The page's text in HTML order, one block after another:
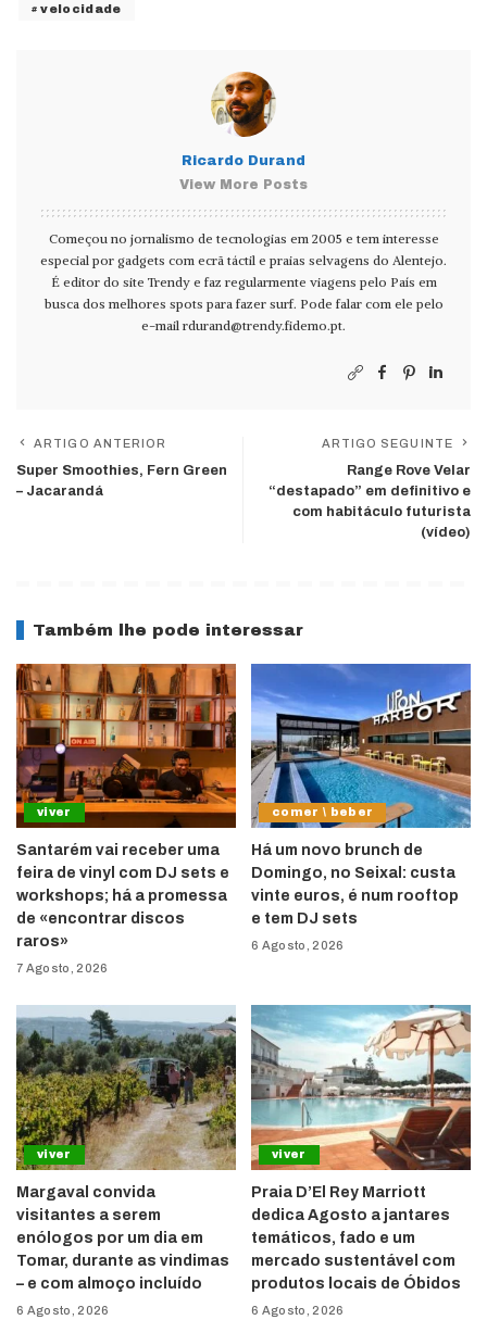
velocidade
Ricardo Durand
View More Posts
Começou no jornalismo de tecnologias em 2005 e tem interesse
especial por gadgets com ecrã táctil e praias selvagens do Alentejo.
É editor do site Trendy e faz regularmente viagens pelo País em
busca dos melhores spots para fazer surf. Pode falar com ele pelo
e-mail rdurand@trendy.fidemo.pt.
ARTIGO ANTERIOR
Super Smoothies, Fern Green
– Jacarandá
ARTIGO SEGUINTE
Range Rove Velar
“destapado” em definitivo e
com habitáculo futurista
(vídeo)
Também lhe pode interessar
viver
Santarém vai receber uma
feira de vinyl com DJ sets e
workshops; há a promessa
de «encontrar discos
raros»
7 Agosto, 2026
comer \ beber
Há um novo brunch de
Domingo, no Seixal: custa
vinte euros, é num rooftop
e tem DJ sets
6 Agosto, 2026
viver
Margaval convida
visitantes a serem
enólogos por um dia em
Tomar, durante as vindimas
– e com almoço incluído
6 Agosto, 2026
viver
Praia D’El Rey Marriott
dedica Agosto a jantares
temáticos, fado e um
mercado sustentável com
produtos locais de Óbidos
6 Agosto, 2026